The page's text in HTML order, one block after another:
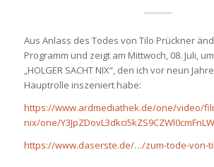
Aus Anlass des Todes von Tilo Prückner
Programm und zeigt am Mittwoch, 08. Juli,
„HOLGER SACHT NIX“, den ich vor neun
Hauptrolle inszeniert habe:
https://www.ardmediathek.de/one/video/
nix/one/
https://www.daserste.de/…/zum-tode-von-